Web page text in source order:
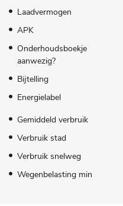
Laadvermogen
APK
Onderhoudsboekje
aanwezig?
Bijtelling
Energielabel
Gemiddeld verbruik
Verbruik stad
Verbruik snelweg
Wegenbelasting min